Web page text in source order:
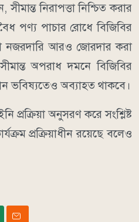
নিরাপত্তা নিশ্চিত করার
পণ্য পাচার রোধে বিজিবির
নজরদারি আরও জোরদার করা
অপরাধ দমনে বিজিবির
ভবিষ্যতেও অব্যাহত থাকবে।
প্রক্রিয়া অনুসরণ করে সংশ্লিষ্ট
প্রক্রিয়াধীন রয়েছে বলেও